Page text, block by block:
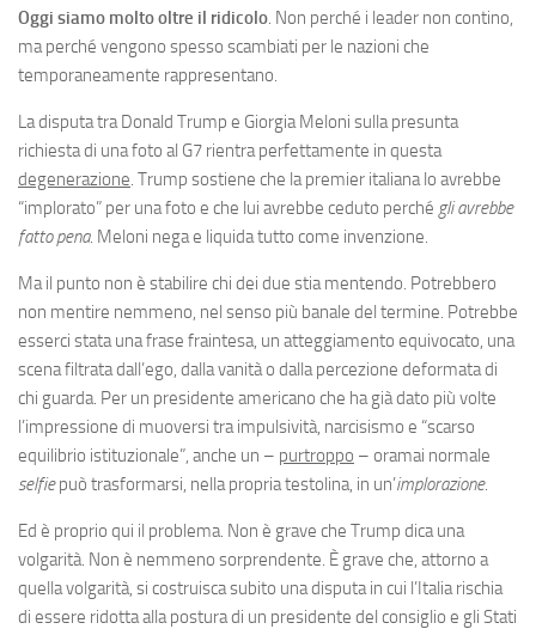
Eventi
Oggi siamo molto oltre il ridicolo. Non perché i leader non contino,
ma perché vengono spesso scambiati per le nazioni che
temporaneamente rappresentano.
La disputa tra Donald Trump e Giorgia Meloni sulla presunta
richiesta di una foto al G7 rientra perfettamente in questa
degenerazione. Trump sostiene che la premier italiana lo avrebbe
“implorato” per una foto e che lui avrebbe ceduto perché gli avrebbe
fatto pena. Meloni nega e liquida tutto come invenzione.
Ma il punto non è stabilire chi dei due stia mentendo. Potrebbero
non mentire nemmeno, nel senso più banale del termine. Potrebbe
esserci stata una frase fraintesa, un atteggiamento equivocato, una
scena filtrata dall’ego, dalla vanità o dalla percezione deformata di
chi guarda. Per un presidente americano che ha già dato più volte
l’impressione di muoversi tra impulsività, narcisismo e “scarso
equilibrio istituzionale”, anche un – purtroppo – oramai normale
selfiepuò trasformarsi, nella propria testolina, in un’implorazione.
Ed è proprio qui il problema. Non è grave che Trump dica una
volgarità. Non è nemmeno sorprendente. È grave che, attorno a
quella volgarità, si costruisca subito una disputa in cui l’Italia rischia
di essere ridotta alla postura di un presidente del consiglio e gli Stati